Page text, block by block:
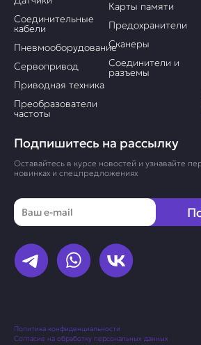
Подпишитесь на рассылку
Оставайтесь в курсе новостей и узнавайте
новинках и спецпредложениях
Email
Политика конфиденциальности
Согласие на обработку персональных данных
Соединительные
кабели
Пневмооборудование
Сервопривод
Приводная техника
Преобразователи
частоты
Карты памяти
Предохранители
Сканеры
Соединители и
разъемы